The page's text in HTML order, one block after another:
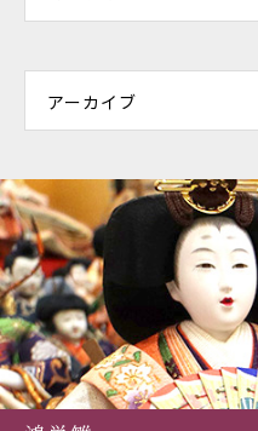
アーカイブ